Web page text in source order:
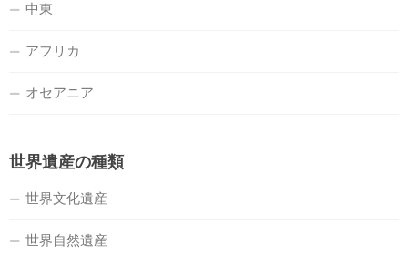
中東
アフリカ
オセアニア
世界遺産の種類
世界文化遺産
世界自然遺産